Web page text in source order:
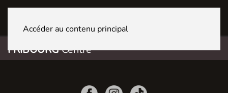
Accéder au contenu principal
FRIBOURGCentre